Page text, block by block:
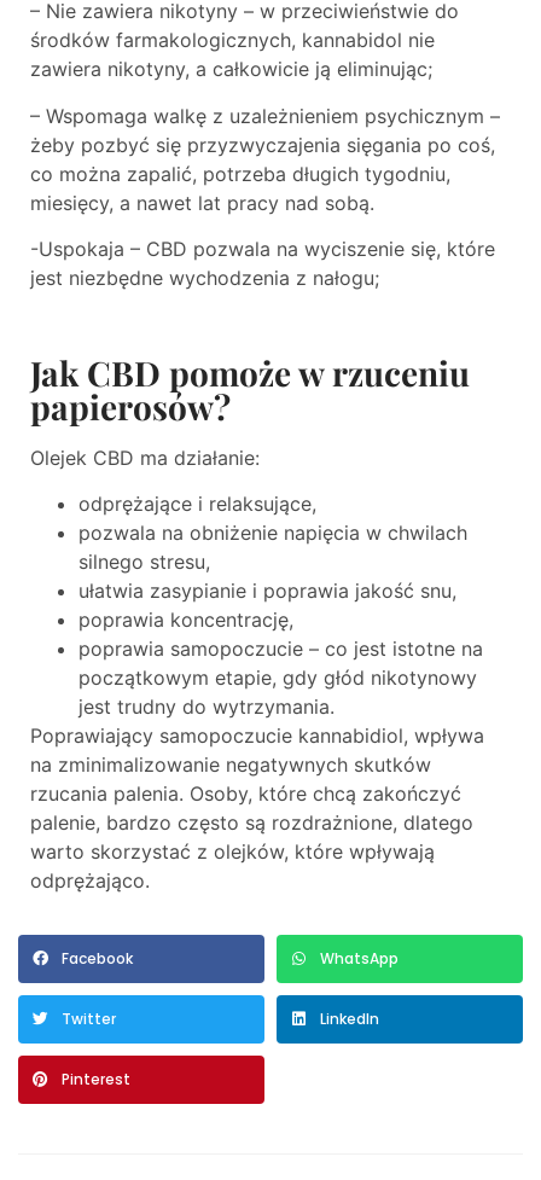
– Nie zawiera nikotyny – w przeciwieństwie do
środków farmakologicznych, kannabidol nie
zawiera nikotyny, a całkowicie ją eliminując;
– Wspomaga walkę z uzależnieniem psychicznym –
żeby pozbyć się przyzwyczajenia sięgania po coś,
co można zapalić, potrzeba długich tygodniu,
miesięcy, a nawet lat pracy nad sobą.
-Uspokaja – CBD pozwala na wyciszenie się, które
jest niezbędne wychodzenia z nałogu;
Jak CBD pomoże w rzuceniu
papierosów?
Olejek CBD ma działanie:
odprężające i relaksujące,
pozwala na obniżenie napięcia w chwilach
silnego stresu,
ułatwia zasypianie i poprawia jakość snu,
poprawia koncentrację,
poprawia samopoczucie – co jest istotne na
początkowym etapie, gdy głód nikotynowy
jest trudny do wytrzymania.
Poprawiający samopoczucie kannabidiol, wpływa
na zminimalizowanie negatywnych skutków
rzucania palenia. Osoby, które chcą zakończyć
palenie, bardzo często są rozdrażnione, dlatego
warto skorzystać z olejków, które wpływają
odprężająco.
Facebook WhatsApp
Twitter LinkedIn
Pinterest